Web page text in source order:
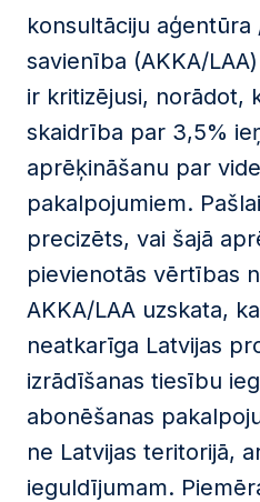
konsultāciju aģentūra
savienība (AKKA/
ir kritizējusi, norādot,
skaidrība par 3,5%
aprēķināšanu par
pakalpojumiem.
precizēts, vai šajā
pievienotās vērtības
AKKA/LAA uzskata,
neatkarīga Latvijas
izrādīšanas tiesību
abonēšanas
ne Latvijas teritorijā,
ieguldījumam.